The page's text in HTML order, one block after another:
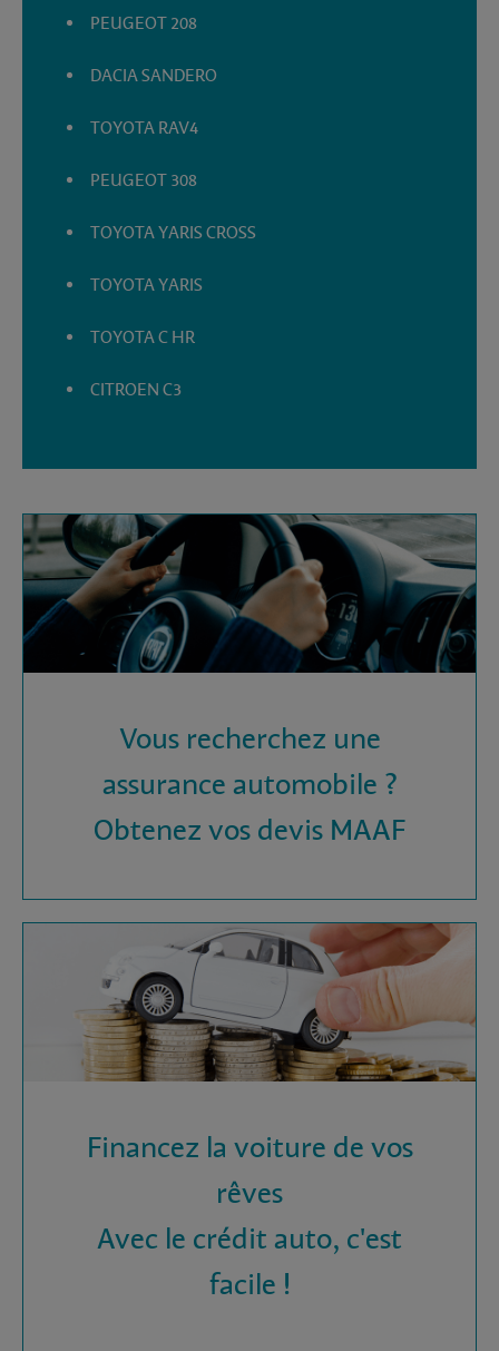
PEUGEOT 208
DACIA SANDERO
TOYOTA RAV4
PEUGEOT 308
TOYOTA YARIS CROSS
TOYOTA YARIS
TOYOTA C HR
CITROEN C3
Vous recherchez une
assurance automobile ?
Obtenez vos devis MAAF
Financez la voiture de vos
rêves
Avec le crédit auto, c'est
facile !